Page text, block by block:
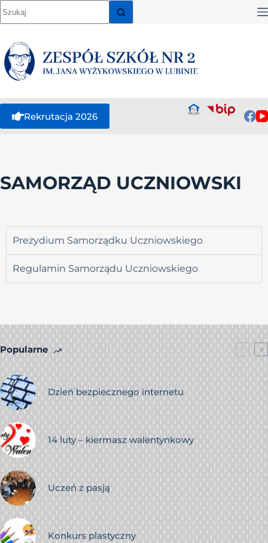
Rekrutacja 2026
SAMORZĄD UCZNIOWSKI
Prezydium Samorządku Uczniowskiego
Regulamin Samorządu Uczniowskiego
Popularne
Dzień bezpiecznego internetu
14 luty – kiermasz walentynkowy
Uczeń z pasją
Konkurs plastyczny